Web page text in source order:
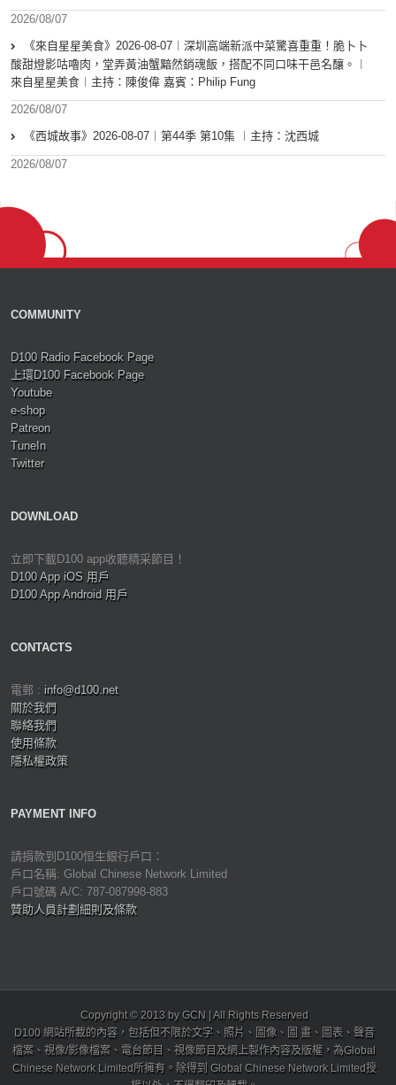
2026/08/07
《來自星星美食》2026-08-07︱深圳高端新派中菜驚喜重重！脆卜卜
酸甜燈影咕嚕肉，堂弄黃油蟹黯然銷魂飯，搭配不同口味干邑名釀。︱
來自星星美食︱主持：陳俊偉 嘉賓：Philip Fung
2026/08/07
《西城故事》2026-08-07︱第44季 第10集 ︱主持：沈西城
2026/08/07
COMMUNITY
D100 Radio Facebook Page
上環D100 Facebook Page
Youtube
e-shop
Patreon
TuneIn
Twitter
DOWNLOAD
立即下載D100 app收聽精采節目！
D100 App iOS 用戶
D100 App Android 用戶
CONTACTS
電郵 : info@d100.net
關於我們
聯絡我們
使用條款
隱私權政策
PAYMENT INFO
請捐款到D100恒生銀行戶口：
戶口名稱: Global Chinese Network Limited
戶口號碼 A/C: 787-087998-883
贊助人員計劃細則及條款
Copyright © 2013 by GCN | All Rights Reserved
D100 網站所載的內容，包括但不限於文字、照片、圖像、圖 畫、圖表、聲音
檔案、視像/影像檔案、電台節目、視像節目及網上製作內容及版權，為Global
Chinese Network Limited所擁有。除得到 Global Chinese Network Limited授